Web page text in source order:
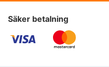
Säker betalning